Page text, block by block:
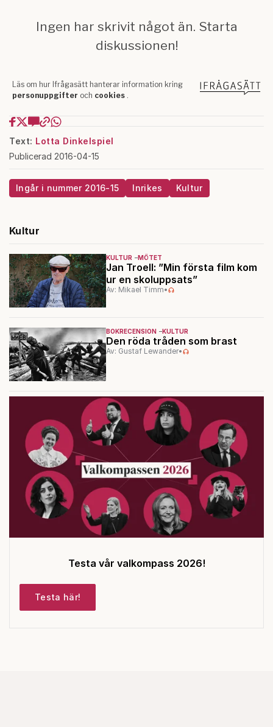
Text: Lotta Dinkelspiel
Publicerad 2016-04-15
Ingår i nummer 2016-15 Inrikes Kultur
Kultur
KULTUR MÖTET
Jan Troell: ”Min första film kom
ur en skoluppsats”
Av: Mikael Timm•
BOKRECENSION KULTUR
Den röda tråden som brast
Av: Gustaf Lewander•
Testa vår valkompass 2026!
Testa här!